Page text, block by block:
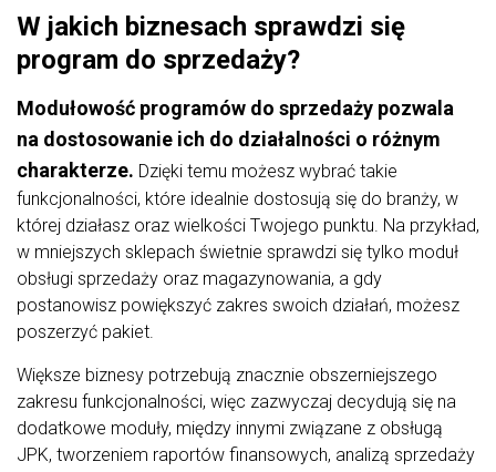
W jakich biznesach sprawdzi się
program do sprzedaży?
Modułowość programów do sprzedaży pozwala
na dostosowanie ich do działalności o różnym
charakterze. Dzięki temu możesz wybrać takie
funkcjonalności, które idealnie dostosują się do branży, w
której działasz oraz wielkości Twojego punktu. Na przykład,
w mniejszych sklepach świetnie sprawdzi się tylko moduł
obsługi sprzedaży oraz magazynowania, a gdy
postanowisz powiększyć zakres swoich działań, możesz
poszerzyć pakiet.
Większe biznesy potrzebują znacznie obszerniejszego
zakresu funkcjonalności, więc zazwyczaj decydują się na
dodatkowe moduły, między innymi związane z obsługą
JPK, tworzeniem raportów finansowych, analizą sprzedaży